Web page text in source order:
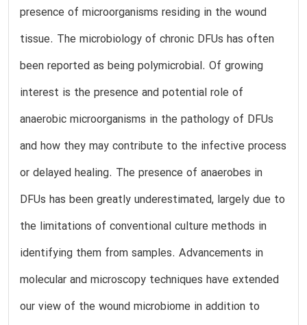
presence of microorganisms residing in the wound
tissue. The microbiology of chronic DFUs has often
been reported as being polymicrobial. Of growing
interest is the presence and potential role of
anaerobic microorganisms in the pathology of DFUs
and how they may contribute to the infective process
or delayed healing. The presence of anaerobes in
DFUs has been greatly underestimated, largely due to
the limitations of conventional culture methods in
identifying them from samples. Advancements in
molecular and microscopy techniques have extended
our view of the wound microbiome in addition to